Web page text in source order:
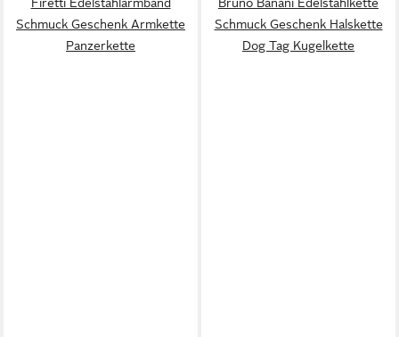
Schmuck Geschenk Armkette
Panzerkette
Schmuck Geschenk Halskette
Dog Tag Kugelkette